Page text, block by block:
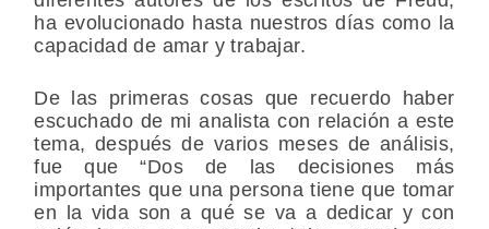
ha evolucionado hasta nuestros días como la
capacidad de amar y trabajar.
De las primeras cosas que recuerdo haber
escuchado de mi analista con relación a este
tema, después de varios meses de análisis,
fue que “Dos de las decisiones más
importantes que una persona tiene que tomar
en la vida son a qué se va a dedicar y con